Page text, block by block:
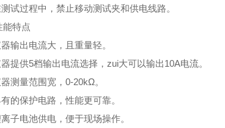
试过程中，禁止移动测试夹和供电线路。
能特点
输出电流大，且重量轻。
提供5档输出电流选择，zui大可以输出10A电流。
测量范围宽，0-20kΩ。
的保护电路，性能更可靠。
子电池供电，便于现场操作。